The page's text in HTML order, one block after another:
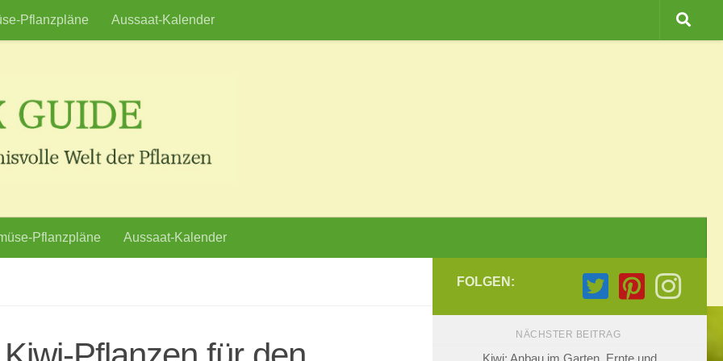
Pflanzpläne Aussaat-Kalender
Pflanzpläne Aussaat-Kalender
FOLGEN:
NÄCHSTER BEITRAG
Kiwi: Anbau im Garten, Ernte und